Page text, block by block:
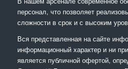
персонал, что позволяет
сложности в срок и с высоким
Вся представленная на сайте
информационный характер и ни
является публичной офертой,